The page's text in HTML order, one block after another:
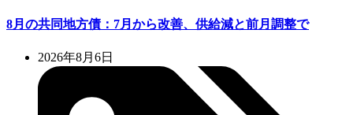
8月の共同地方債：7月から改善、供給減と前月調整で
2026年8月6日